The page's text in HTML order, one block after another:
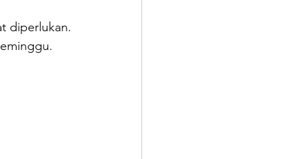
diperlukan.